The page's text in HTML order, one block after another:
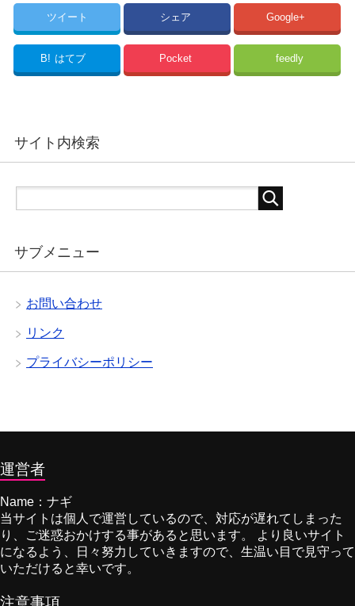
ツイート シェア Google+
B! はてブ Pocket feedly
サイト内検索
サブメニュー
お問い合わせ
リンク
プライバシーポリシー
運営者
Name：ナギ
当サイトは個人で運営しているので、対応が遅れてしまった
り、ご迷惑おかけする事があると思います。 より良いサイト
になるよう、日々努力していきますので、生温い目で見守って
いただけると幸いです。
注意事項